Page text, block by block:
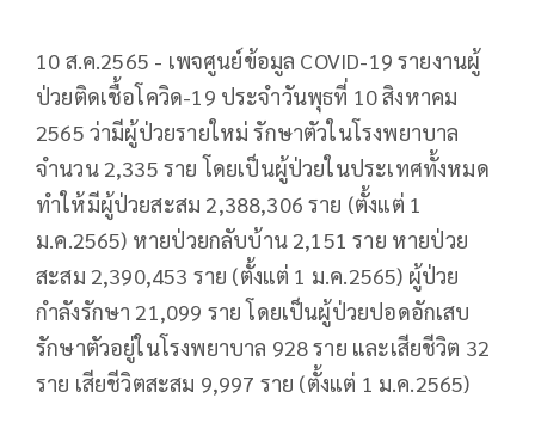
10 ส.ค.2565 - เพจศูนย์ข้อมูล COVID-19 รายงานผู้
ป่วยติดเชื้อโควิด-19 ประจำวันพุธที่ 10 สิงหาคม
2565 ว่ามีผู้ป่วยรายใหม่ รักษาตัวในโรงพยาบาล
จำนวน 2,335 ราย โดยเป็นผู้ป่วยในประเทศทั้งหมด
ทำให้มีผู้ป่วยสะสม 2,388,306 ราย (ตั้งแต่ 1
ม.ค.2565) หายป่วยกลับบ้าน 2,151 ราย หายป่วย
สะสม 2,390,453 ราย (ตั้งแต่ 1 ม.ค.2565) ผู้ป่วย
กำลังรักษา 21,099 ราย โดยเป็นผู้ป่วยปอดอักเสบ
รักษาตัวอยู่ในโรงพยาบาล 928 ราย และเสียชีวิต 32
ราย เสียชีวิตสะสม 9,997 ราย (ตั้งแต่ 1 ม.ค.2565)